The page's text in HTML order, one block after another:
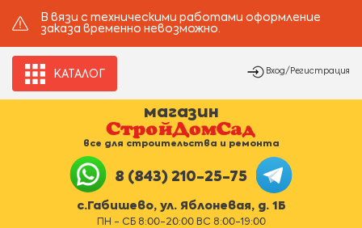
В вязи с техническими работами оформление
заказа временно невозможно.
КАТАЛОГ Вход/Регистрация
магазин
все для строительства и ремонта
8 (843) 210-25-75
с.Габишево, ул. Яблоневая, д. 1Б
ПН - СБ 8:00-20:00 ВС 8:00-19:00